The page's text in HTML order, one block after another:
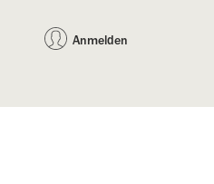
Anmelden